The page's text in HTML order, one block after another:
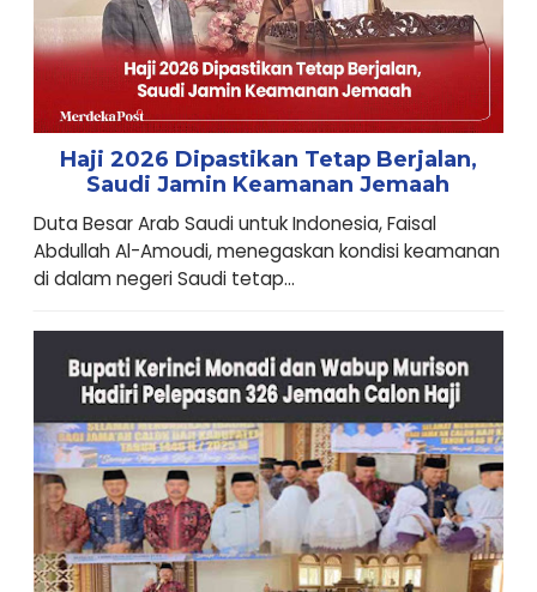
Haji 2026 Dipastikan Tetap Berjalan,
Saudi Jamin Keamanan Jemaah
Duta Besar Arab Saudi untuk Indonesia, Faisal
Abdullah Al-Amoudi, menegaskan kondisi keamanan
di dalam negeri Saudi tetap...